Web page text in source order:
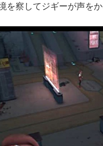
を察してジギーが声を